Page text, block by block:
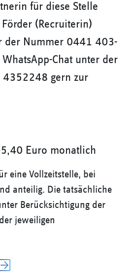
für diese Stelle
(Recruiterin)
der Nummer 0441 403-
Chat unter der
4352248 gern zur
Euro monatlich
eine Vollzeitstelle, bei
anteilig. Die tatsächliche
Berücksichtigung der
jeweiligen